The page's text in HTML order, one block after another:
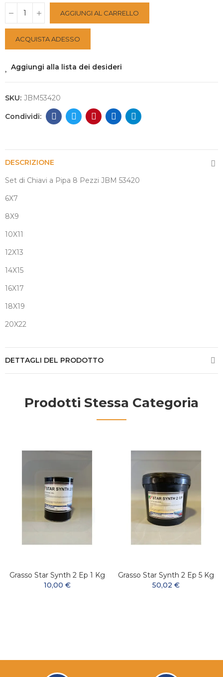
AGGIUNGI AL CARRELLO
ACQUISTA ADESSO
Aggiungi alla lista dei desideri
SKU: JBM53420
DESCRIZIONE
Set di Chiavi a Pipa 8 Pezzi JBM 53420
6X7
8X9
10X11
12X13
14X15
16X17
18X19
20X22
DETTAGLI DEL PRODOTTO
Prodotti Stessa Categoria
Grasso Star Synth 2 Ep 1 Kg
10,00 €
Grasso Star Synth 2 Ep 5 Kg
50,02 €